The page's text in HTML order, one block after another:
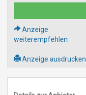
Anzeige
weiterempfehlen
Anzeige ausdrucken